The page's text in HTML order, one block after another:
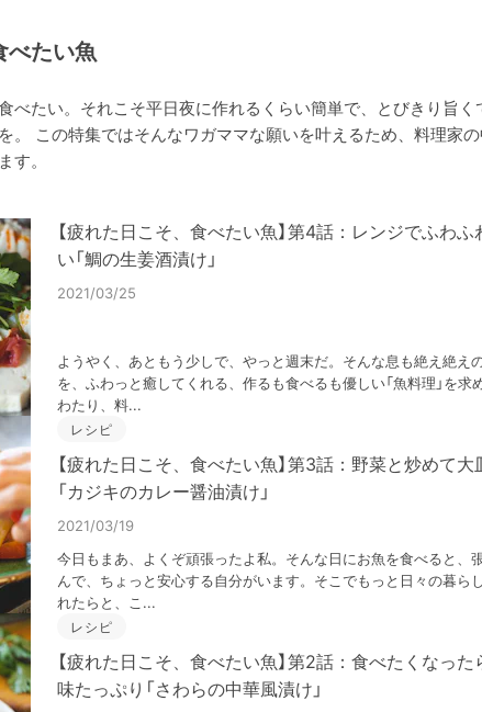
べたい魚
べたい。それこそ平日夜に作れるくらい簡単で、とびきり旨く
。 この特集ではそんなワガママな願いを叶えるため、料理家
す。
【疲れた日こそ、食べたい魚】第4話：レンジでふわ
い「鯛の生姜酒漬け」
2021/03/25
ようやく、あともう少しで、やっと週末だ。そんな息も絶え絶え
を、ふわっと癒してくれる、作るも食べるも優しい「魚料理」を
わたり、料...
レシピ
【疲れた日こそ、食べたい魚】第3話：野菜と炒めて
「カジキのカレー醤油漬け」
2021/03/19
今日もまあ、よくぞ頑張ったよ私。そんな日にお魚を食べると、
んで、ちょっと安心する自分がいます。そこでもっと日々の暮ら
れたらと、こ...
レシピ
【疲れた日こそ、食べたい魚】第2話：食べたくなっ
味たっぷり「さわらの中華風漬け」